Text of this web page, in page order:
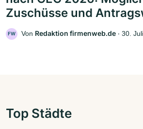
Zuschüsse und
FW Von Redaktion firmenweb.de ‧ 30.
Top Städte